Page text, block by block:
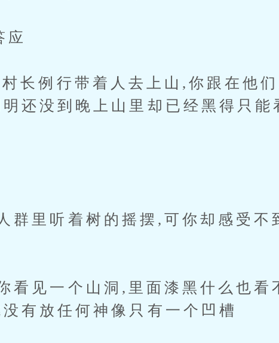
例行带着人去上山,你跟在他们
还没到晚上山里却已经黑得只能
听着树的摇摆,可你却感受不
一个山洞,里面漆黑什么也看
有放任何神像只有一个凹槽